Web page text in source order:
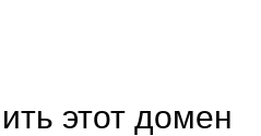
этот домен